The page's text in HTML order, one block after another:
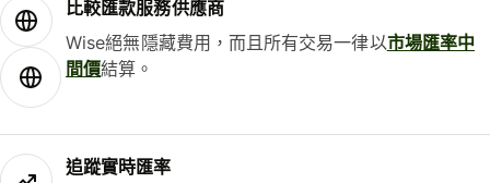
比較匯款服務供應商
Wise絕無隱藏費用，而且所有交易一律以市場匯率中
間價結算。
追蹤實時匯率